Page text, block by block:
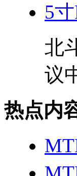
5
北
议
热点内